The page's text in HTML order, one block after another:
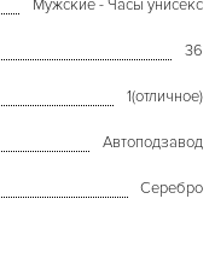
Мужские - Часы унисекс
36
1(отличное)
Автоподзавод
Серебро